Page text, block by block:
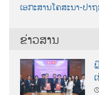
ເອກະສານໂຄສະນາ-ປາ
ຂ່າວສານ